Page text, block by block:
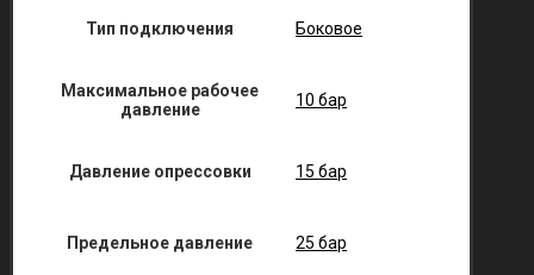
Тип подключения Боковое
Максимальное рабочее
давление
10 бар
Давление опрессовки 15 бар
Предельное давление 25 бар